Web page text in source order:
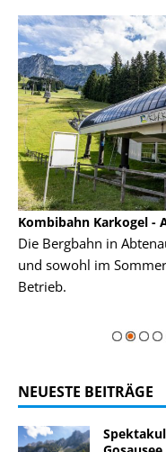
Kombibahn Karkogel -
Die Bergbahn in
und sowohl im
Betrieb.
NEUESTE BEITRÄGE